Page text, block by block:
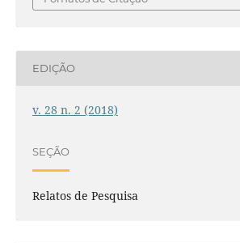
EDIÇÃO
v. 28 n. 2 (2018)
SEÇÃO
Relatos de Pesquisa